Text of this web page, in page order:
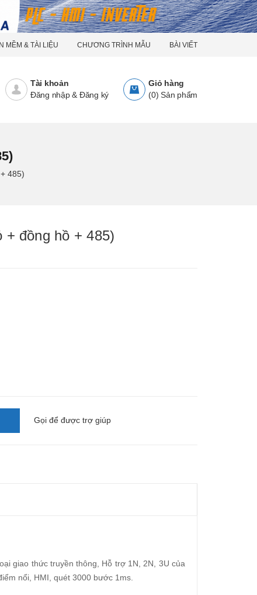
MỀM & TÀI LIỆU CHƯƠNG TRÌNH MẪU BÀI VIẾT
Giỏ hàng
(0) Sản phẩm
Tài khoản
Đăng nhập& Đăng ký
485)
+ đồng hồ + 485)
Gọi để được trợ giúp
giao thức truyền thông, Hỗ trợ 1N, 2N, 3U của
nổi, HMI, quét 3000 bước 1ms.